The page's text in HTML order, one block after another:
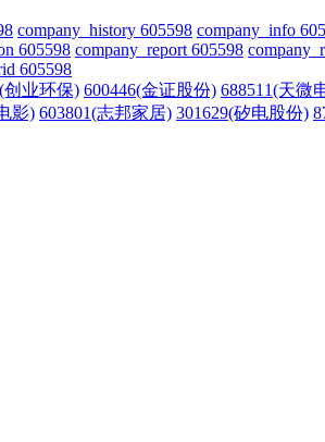
company_history 605598 company_info
605598 company_report 605598
605598
创业环保) 600446(金证股份) 688511(天微
影) 603801(志邦家居) 301629(矽电股份)